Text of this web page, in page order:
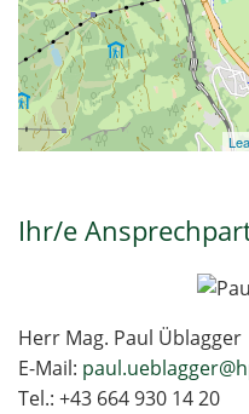
Ihr/e
Herr Mag. Paul Üblagger
E-Mail:
Tel.: +43 664 930 14 20